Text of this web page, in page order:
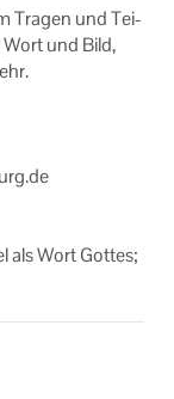
Tra­gen und Tei­
und Bild,
als Wort Got­tes;